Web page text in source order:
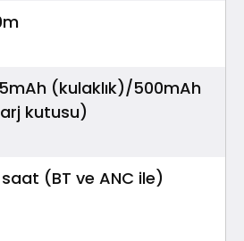
(kulaklık)/500mAh
kutusu)
(BT ve ANC ile)